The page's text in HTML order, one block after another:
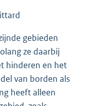
gebieden
ze daarbij
hinderen en het
van borden als
heeft alleen